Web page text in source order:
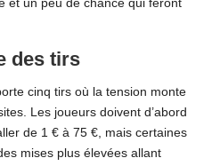
et un peu de chance qui feront
des tirs
cinq tirs où la tension monte
Les joueurs doivent d’abord
de 1 € à 75 €, mais certaines
mises plus élevées allant